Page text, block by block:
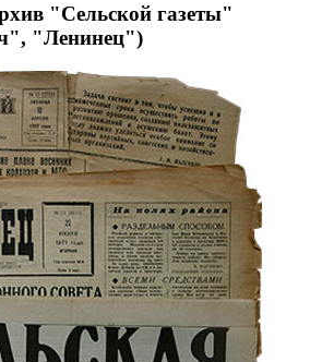
"Сельской газеты"
"Ленинец")